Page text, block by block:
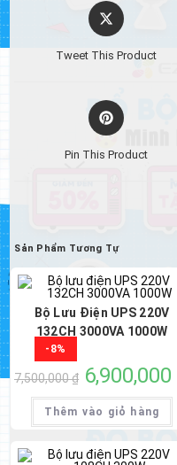
Opens
in
Tweet This Product
Opens
in
Pin This Product
Sản Phẩm Tương Tự
-8%
Bộ Lưu Điện UPS 220V
132CH 3000VA 1000W
7,500,000₫
Giá
gốc
là:
7,500,000 ₫.
6,900,000
Thêm vào giỏ hàng